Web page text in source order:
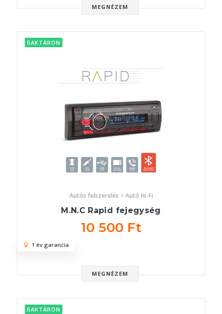
MEGNÉZEM
RAKTÁRON
Autós felszerelés > Autó Hi-Fi
M.N.C Rapid fejegység
10 500 Ft
MEGNÉZEM
1 év garancia
RAKTÁRON